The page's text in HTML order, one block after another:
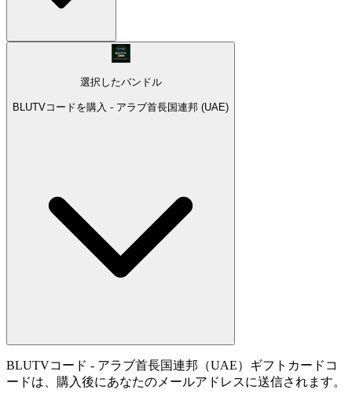
選択したバンドル
BLUTVコードを購入 - アラブ首長国連邦 (UAE)
BLUTVコード - アラブ首長国連邦（UAE）ギフトカードコ
ードは、購入後にあなたのメールアドレスに送信されます。